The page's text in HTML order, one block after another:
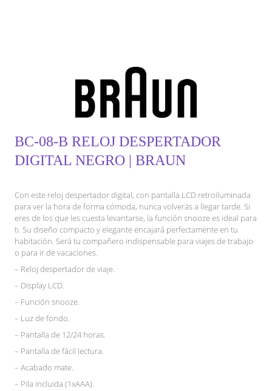
BC-08-B RELOJ DESPERTADOR
DIGITAL NEGRO | BRAUN
Con este reloj despertador digital, con pantalla LCD retroiluminada
para ver la hora de forma cómoda, nunca volverás a llegar tarde. Si
eres de los que les cuesta levantarse, la función snooze es ideal para
ti. Su diseño compacto y elegante encajará perfectamente en tu
habitación. Será tu compañero indispensable para viajes de trabajo
o para ir de vacaciones.
– Reloj despertador de viaje.
– Display LCD.
– Función snooze.
– Luz de fondo.
– Pantalla de 12/24 horas.
– Pantalla de fácil lectura.
– Acabado mate.
– Pila incluida (1xAAA).